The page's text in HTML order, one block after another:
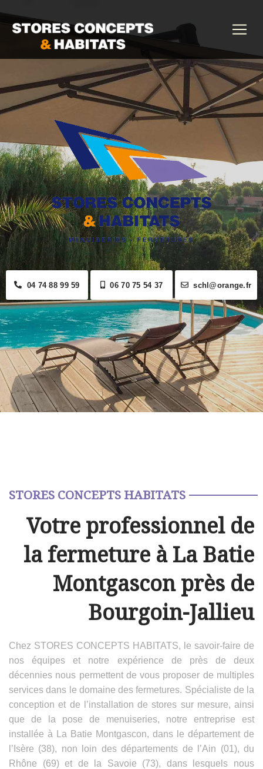
04 74 88 99 59 06 70 75 54 37 schl@orange.fr
STORES CONCEPTS HABITATS
Votre professionnel de
la fermeture à La Batie
Montgascon près de
Bourgoin-Jallieu
Chez STORES CONCEPTS HABITATS, le savoir-faire de
nos équipes et notre expérience de près de deux
décennies nous permettent de vous proposer de multiples
services dans le domaine des fermetures. Spécialiste de la
conception et de l’installation de stores sur mesure, ainsi
que de la pose de menuiseries, notre entreprise est
installée à La Batie Montgascon, dans le département de
l’Isère (38), non loin des départements de l’Ain (01), du
Rhône (69) et de la Savoie (73), dans lesquels nous